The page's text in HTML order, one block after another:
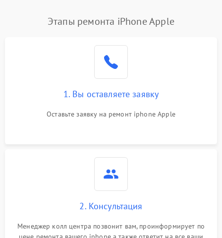
Этапы ремонта iPhone Apple
1. Вы оставляете заявку
Оставьте заявку на ремонт iphone Apple
2. Консультация
Менеджер колл центра позвонит вам, проинформирует по